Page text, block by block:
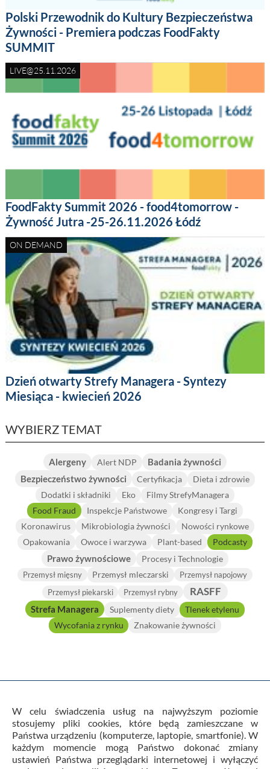
Polski Przewodnik do Kultury Bezpieczeństwa
Żywności - Premiera podczas FoodFakty
SUMMIT
LIVE@25.11.2026
FoodFakty Summit 2026 - food4tomorrow -
Żywność Jutra -25-26.11.2026 Łódź
ON DEMAND
Dzień otwarty Strefy Managera - Syntezy
Miesiąca - kwiecień 2026
WYBIERZ TEMAT
Alergeny Alert NDP
Badania żywności
Bezpieczeństwo żywności
Certyfikacja
Dieta i zdrowie
Dodatki i składniki
Eko
Filmy StrefyManagera
Food Fraud
Inspekcje Państwowe
Kongresy i Targi
Koronawirus
Mikrobiologia żywności
Nowości rynkowe
Opakowania
Owoce i warzywa Plant-based Podcasty
Prawo żywnościowe Procesy i Technologie
Przemysł mięsny Przemysł mleczarski
Przemysł napojowy
Przemysł piekarski
Przemysł rybny RASFF
Strefa Managera Suplementy diety
Tlenek etylenu
Wycofania z rynku
Znakowanie żywności
Warunki Ogólne Usług i Regulamin
Polityka prywatności
Kontakt
Cookies
Newsletter
Horizon Scanning
W celu świadczenia usług na najwyższym poziomie
stosujemy pliki cookies, które będą zamieszczane w
Państwa urządzeniu (komputerze, laptopie, smartfonie). W
każdym momencie mogą Państwo dokonać zmiany
ustawień Państwa przeglądarki internetowej i wyłączyć